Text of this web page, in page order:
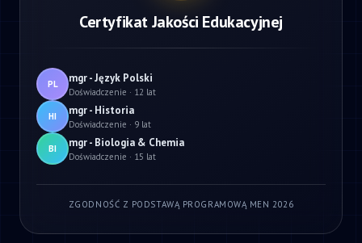
Certyfikat Jakości Edukacyjnej
PL mgr - Język Polski
Doświadczenie · 12 lat
HI mgr - Historia
Doświadczenie · 9 lat
BI mgr - Biologia & Chemia
Doświadczenie · 15 lat
ZGODNOŚĆ Z PODSTAWĄ PROGRAMOWĄ MEN 2026